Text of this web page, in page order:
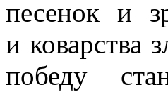
песенок и
и коварства
победу